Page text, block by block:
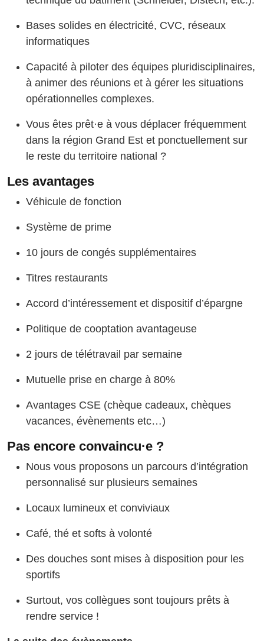
Bases solides en électricité, CVC, réseaux
informatiques
Capacité à piloter des équipes pluridisciplinaires,
à animer des réunions et à gérer les situations
opérationnelles complexes.
Vous êtes prêt·e à vous déplacer fréquemment
dans la région Grand Est et ponctuellement sur
le reste du territoire national ?
Les avantages
Véhicule de fonction
Système de prime
10 jours de congés supplémentaires
Titres restaurants
Accord d’intéressement et dispositif d’épargne
Politique de cooptation avantageuse
2 jours de télétravail par semaine
Mutuelle prise en charge à 80%
Avantages CSE (chèque cadeaux, chèques
vacances, évènements etc…)
Pas encore convaincu·e ?
Nous vous proposons un parcours d’intégration
personnalisé sur plusieurs semaines
Locaux lumineux et conviviaux
Café, thé et softs à volonté
Des douches sont mises à disposition pour les
sportifs
Surtout, vos collègues sont toujours prêts à
rendre service !